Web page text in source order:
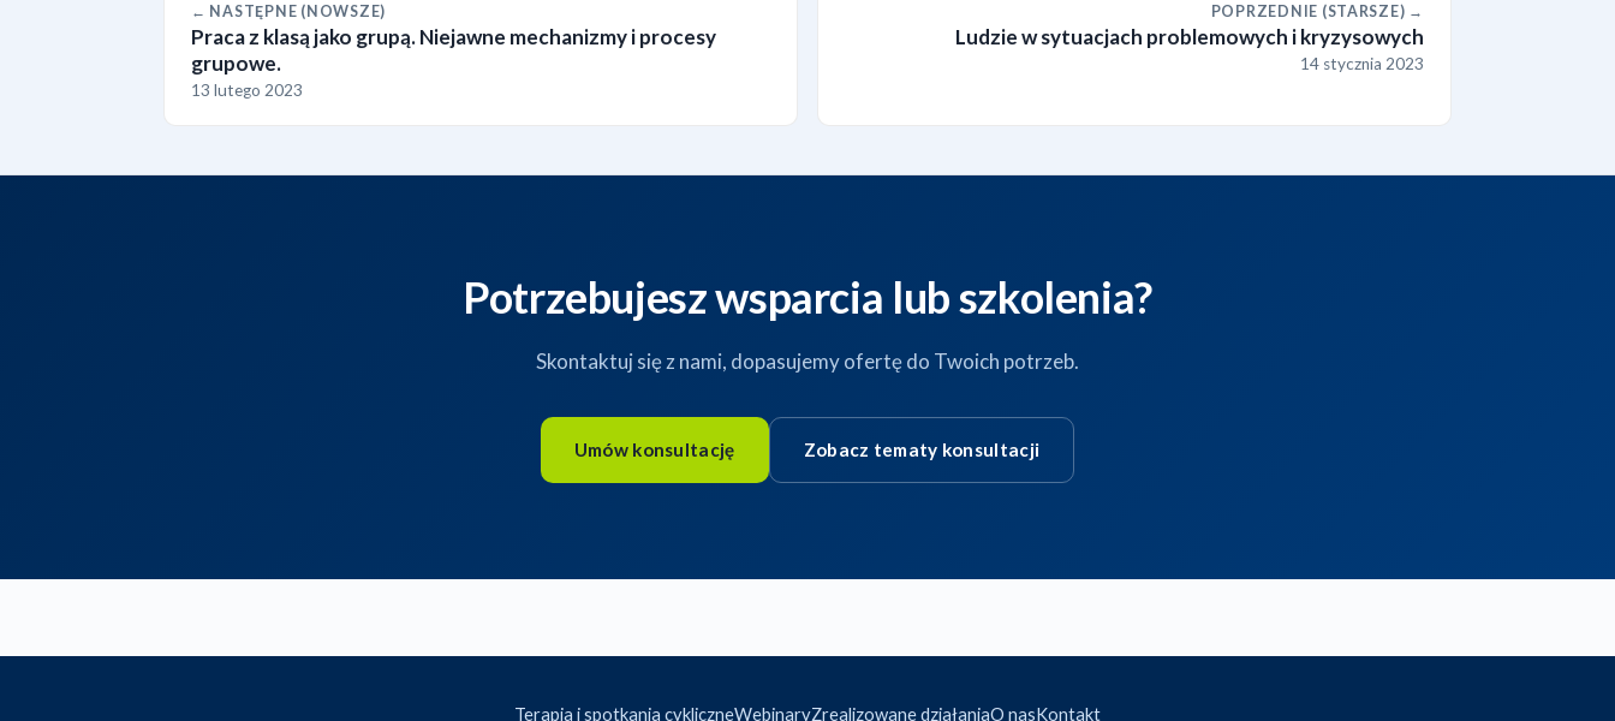
← NASTĘPNE (NOWSZE)
Praca z klasą jako grupą. Niejawne mechanizmy i procesy
grupowe.
13 lutego 2023
POPRZEDNIE (STARSZE) →
Ludzie w sytuacjach problemowych i kryzysowych
14 stycznia 2023
Potrzebujesz wsparcia lub szkolenia?
Skontaktuj się z nami, dopasujemy ofertę do Twoich potrzeb.
Umów konsultację Zobacz tematy konsultacji
Terapia i spotkania cykliczneWebinaryZrealizowane działaniaO nasKontakt